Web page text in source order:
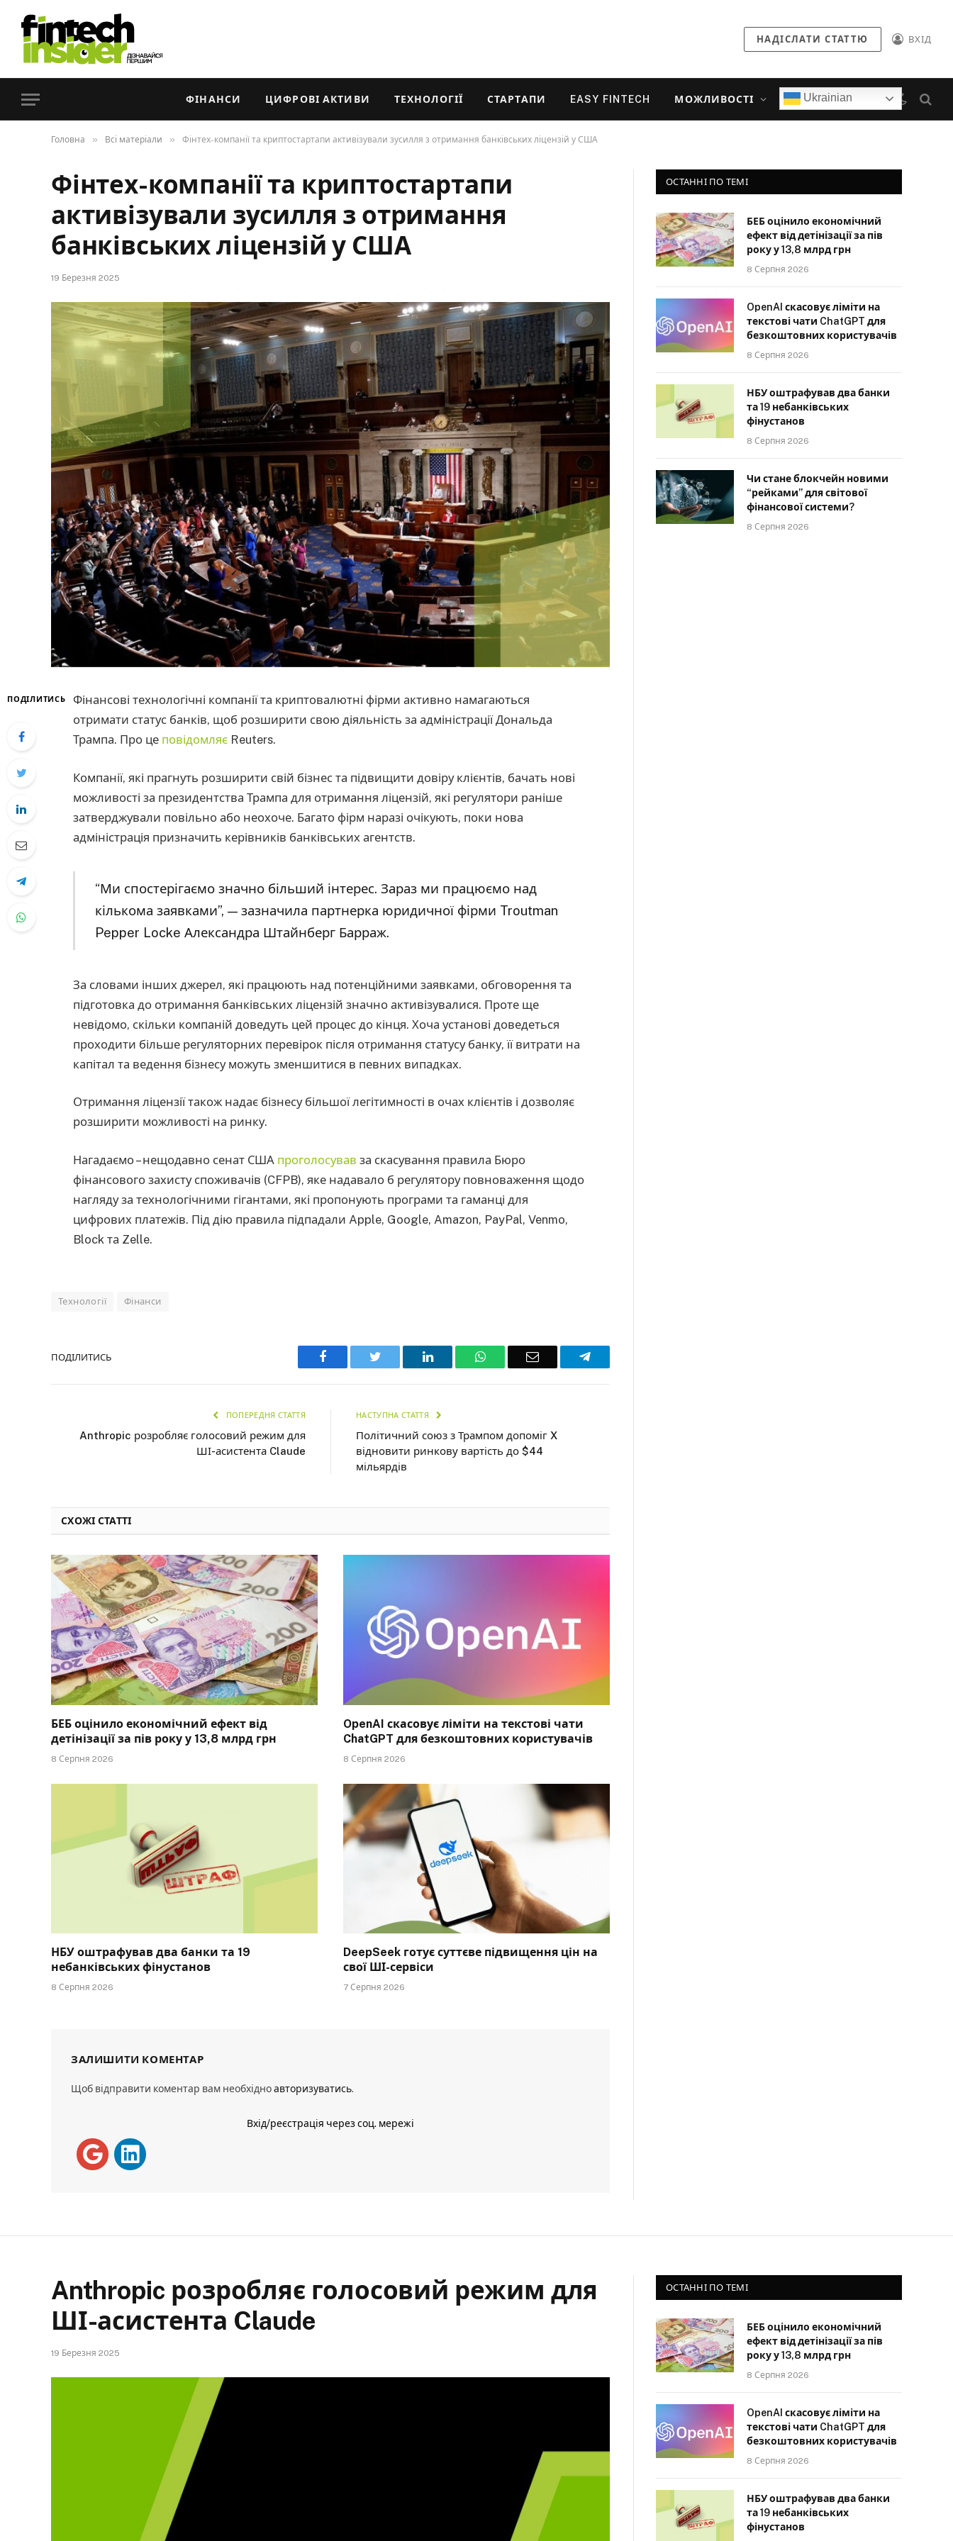
НАДІСЛАТИ СТАТТЮ ВХІД
ФІНАНСИ ЦИФРОВІ АКТИВИ ТЕХНОЛОГІЇ СТАРТАПИ EASY FINTECH МОЖЛИВОСТІ Ukrainian
Головна » Всі матеріали » Фінтех-компанії та криптостартапи активізували зусилля з отримання банківських ліцензій у США
Фінтех-компанії та криптостартапи
активізували зусилля з отримання
банківських ліцензій у США
19 Березня 2025
ПОДІЛИТИСЬ
Фінансові технологічні компанії та криптовалютні фірми активно намагаються
отримати статус банків, щоб розширити свою діяльність за адміністрації Дональда
Трампа. Про це повідомляє Reuters.
Компанії, які прагнуть розширити свій бізнес та підвищити довіру клієнтів, бачать нові
можливості за президентства Трампа для отримання ліцензій, які регулятори раніше
затверджували повільно або неохоче. Багато фірм наразі очікують, поки нова
адміністрація призначить керівників банківських агентств.
“Ми спостерігаємо значно більший інтерес. Зараз ми працюємо над
кількома заявками”, — зазначила партнерка юридичної фірми Troutman
Pepper Locke Александра Штайнберг Барраж.
За словами інших джерел, які працюють над потенційними заявками, обговорення та
підготовка до отримання банківських ліцензій значно активізувалися. Проте ще
невідомо, скільки компаній доведуть цей процес до кінця. Хоча установі доведеться
проходити більше регуляторних перевірок після отримання статусу банку, її витрати на
капітал та ведення бізнесу можуть зменшитися в певних випадках.
Отримання ліцензії також надає бізнесу більшої легітимності в очах клієнтів і дозволяє
розширити можливості на ринку.
Нагадаємо – нещодавно сенат США проголосував за скасування правила Бюро
фінансового захисту споживачів (CFPB), яке надавало б регулятору повноваження щодо
нагляду за технологічними гігантами, які пропонують програми та гаманці для
цифрових платежів. Під дію правила підпадали Apple, Google, Amazon, PayPal, Venmo,
Block та Zelle.
Технології Фінанси
ПОДІЛИТИСЬ Facebook Twitter LinkedIn WhatsAppEmail Telegram
ПОПЕРЕДНЯ СТАТТЯ
Anthropic розробляє голосовий режим для
ШІ-асистента Claude
НАСТУПНА СТАТТЯ
Політичний союз з Трампом допоміг X
відновити ринкову вартість до $44
мільярдів
СХОЖІ СТАТТІ
БЕБ оцінило економічний ефект від
детінізації за пів року у 13,8 млрд грн
8 Серпня 2026
OpenAI скасовує ліміти на текстові чати
ChatGPT для безкоштовних користувачів
8 Серпня 2026
НБУ оштрафував два банки та 19
небанківських фінустанов
8 Серпня 2026
DeepSeek готує суттєве підвищення цін на
свої ШІ-сервіси
7 Серпня 2026
ЗАЛИШИТИ КОМЕНТАР
Щоб відправити коментар вам необхідноавторизуватись.
Вхід/реєстрація через соц. мережі
ОСТАННІ ПО ТЕМІ
БЕБ оцінило економічний
ефект від детінізації за пів
року у 13,8 млрд грн
8 Серпня 2026
OpenAI скасовує ліміти на
текстові чати ChatGPT для
безкоштовних користувачів
8 Серпня 2026
НБУ оштрафував два банки
та 19 небанківських
фінустанов
8 Серпня 2026
Чи стане блокчейн новими
“рейками” для світової
фінансової системи?
8 Серпня 2026
Anthropic розробляє голосовий режим для
ШІ-асистента Claude
19 Березня 2025
ОСТАННІ ПО ТЕМІ
БЕБ оцінило економічний
ефект від детінізації за пів
року у 13,8 млрд грн
8 Серпня 2026
OpenAI скасовує ліміти на
текстові чати ChatGPT для
безкоштовних користувачів
8 Серпня 2026
НБУ оштрафував два банки
та 19 небанківських
фінустанов